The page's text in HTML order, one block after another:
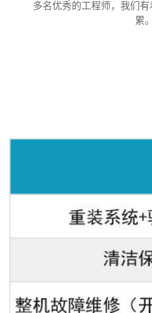
多名优秀的工程师，我们
累。